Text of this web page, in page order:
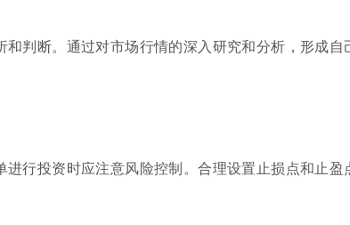
判断。通过对市场行情的深入研究和分析，形成自
行投资时应注意风险控制。合理设置止损点和止盈